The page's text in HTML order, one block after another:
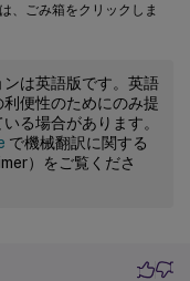
、ごみ箱をクリックしま
は英語版です。英語
便性のためにのみ提
る場合があります。
で機械翻訳に関する
）をご覧くださ